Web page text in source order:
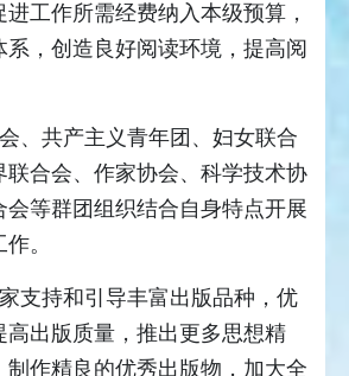
工作所需经费纳入本级预算，
系，创造良好阅读环境，提高阅
、共产主义青年团、妇女联合
联合会、作家协会、科学技术协
会等群团组织结合自身特点开展
。
支持和引导丰富出版品种，优
高出版质量，推出更多思想精
制作精良的优秀出版物，加大全